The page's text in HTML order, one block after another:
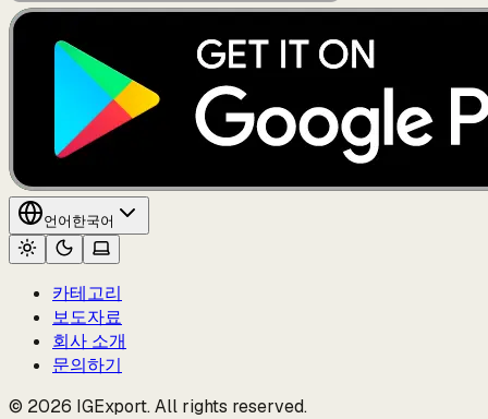
언어 한국어
카테고리
보도자료
회사 소개
문의하기
© 2026 IGExport. All rights reserved.